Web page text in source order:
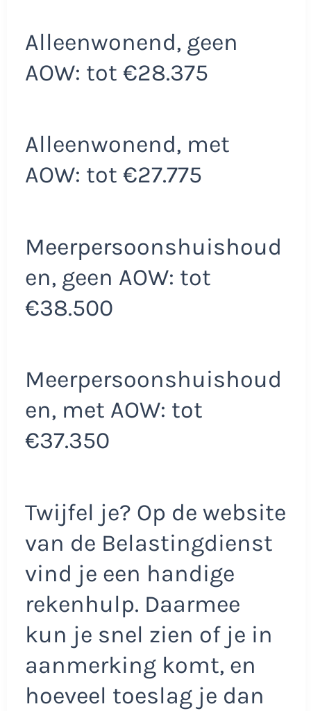
Alleenwonend, geen
AOW: tot €28.375
Alleenwonend, met
AOW: tot €27.775
Meerpersoonshuishoud
en, geen AOW: tot
€38.500
Meerpersoonshuishoud
en, met AOW: tot
€37.350
Twijfel je? Op de website
van de Belastingdienst
vind je een handige
rekenhulp. Daarmee
kun je snel zien of je in
aanmerking komt, en
hoeveel toeslag je dan